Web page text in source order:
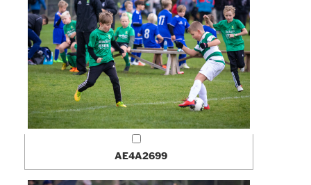
AE4A2699